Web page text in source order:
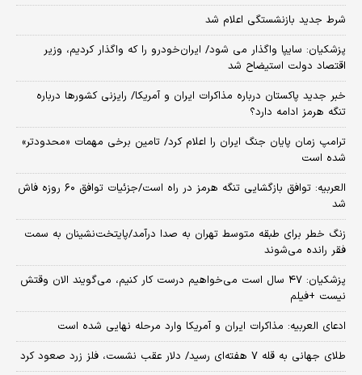
شرط جدید بازنشستگی اعلام شد
پزشکیان: سایپا واگذار می شود/ ایران‌خودرو را که واگذار کردیم، وزیر
اقتصاد دولت استیضاح شد
خبر جدید پاکستان درباره مذاکرات ایران و آمریکا/ رایزنی کشورها درباره
تنگه هرمز ادامه دارد؟
ترامپ زمان پایان جنگ ایران را اعلام کرد/ تامین برخی مهمات «محدودتر»
شده است
العربیه: توافق بازگشایی تنگه هرمز در راه است/جزئیات توافق ۶۰ روزه فاش
شد
زنگ خطر برای طبقه متوسط تهران به صدا درآمد/پایتخت‌نشینان به سمت
فقر رانده می‌شوند
پزشکیان: ۴۷ سال است می‌خواهیم درست کار کنیم، می‌گویند الان وقتش
نیست +فیلم
ادعای العربیه: مذاکرات ایران و آمریکا وارد مرحله نهایی شده است
طلای جهانی به قله ۷ هفته‌ای رسید/ دلار عقب نشست، فلز زرد صعود کرد